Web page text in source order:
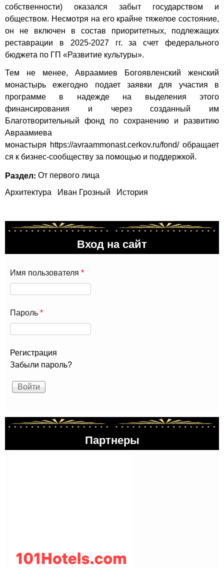
собственности) оказался забыт государством и
обществом. Несмотря на его крайне тяжелое состояние,
он не включен в состав приоритетных, подлежащих
реставрации в 2025-2027 гг. за счет федерального
бюджета по ГП «Развитие культуры».
Тем не менее, Авраамиев Богоявленский женский
монастырь ежегодно подает заявки для участия в
программе в надежде на выделения этого
финансирования и через созданный им
Благотворительный фонд по сохранению и развитию
Авраамиева
монастыря https://avraammonast.cerkov.ru/fond/обращает
ся к бизнес-сообществу за помощью и поддержкой.
Раздел: От первого лица
Архитектура
Иван Грозный История
Вход на сайт
Имя пользователя *
Пароль *
Регистрация
Забыли пароль?
Партнеры